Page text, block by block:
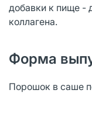
добавки к пище -
коллагена.
Форма
Порошок в саше